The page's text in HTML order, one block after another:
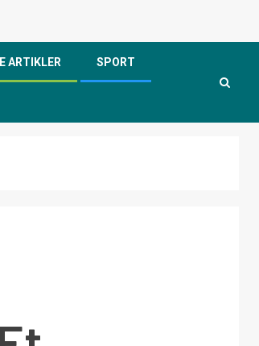
ARTIKLER SPORT